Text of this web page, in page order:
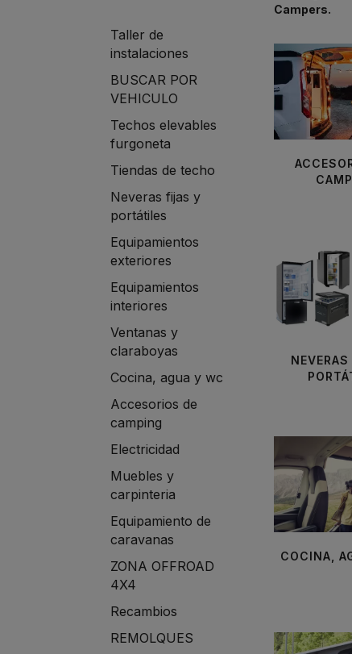
Campers.
COCINA,
Taller de
instalaciones
BUSCAR POR
VEHICULO
Techos elevables
furgoneta
Tiendas de techo
Neveras fijas y
portátiles
Equipamientos
exteriores
Equipamientos
interiores
Ventanas y
claraboyas
Cocina, agua y wc
Accesorios de
camping
Electricidad
Muebles y
carpinteria
Equipamiento de
caravanas
ZONA OFFROAD
4X4
Recambios
REMOLQUES